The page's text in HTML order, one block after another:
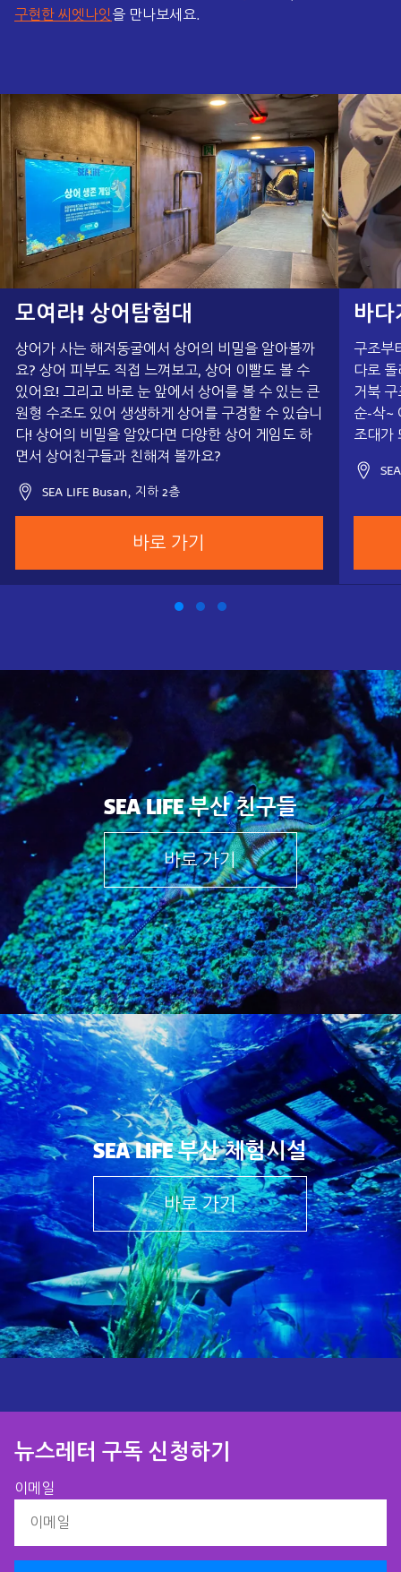
구현한 씨엣나잇 을 만나보세요.
모여라! 상어탐험대
상어가 사는 해저동굴에서 상어의 비밀을 알아볼까
요? 상어 피부도 직접 느껴보고, 상어 이빨도 볼 수
있어요! 그리고 바로 눈 앞에서 상어를 볼 수 있는 큰
원형 수조도 있어 생생하게 상어를 구경할 수 있습니
다! 상어의 비밀을 알았다면 다양한 상어 게임도 하
면서 상어친구들과 친해져 볼까요?
SEA LIFE Busan, 지하 2층
바로 가기
바
구조부
다로
거북
순-삭~
조대가
SEA LIFE 부산 친구들
바로 가기
SEA LIFE 부산 체험시설
바로 가기
뉴스레터 구독 신청하기​
이메일